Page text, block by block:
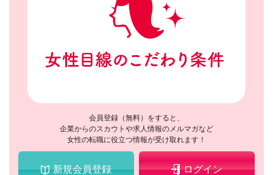
会員登録（無料）をすると、
企業からのスカウトや求人情報のメルマガなど
女性の転職に役立つ情報が受け取れます！
新規会員登録 ログイン